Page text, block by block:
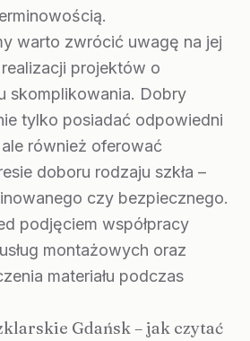
warto zwrócić uwagę na jej
projektów o
skomplikowania. Dobry
tylko posiadać odpowiedni
również oferować
doboru rodzaju szkła –
czy bezpiecznego.
podjęciem współpracy
montażowych oraz
materiału podczas
Gdańsk – jak czytać